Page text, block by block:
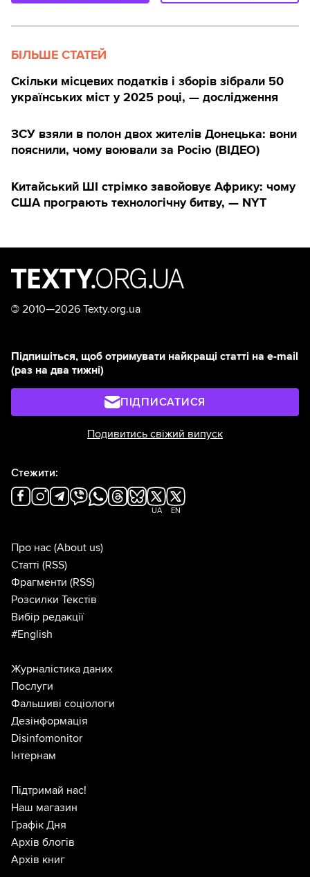
БІЛЬШЕ СТАТЕЙ
Скільки місцевих податків і зборів зібрали 50
українських міст у 2025 році, — дослідження
ЗСУ взяли в полон двох жителів Донецька: вони
пояснили, чому воювали за Росію (ВІДЕО)
Китайський ШІ стрімко завойовує Африку: чому
США програють технологічну битву, — NYT
© 2010—2026 Texty.org.ua
Підпишіться, щоб отримувати найкращі статті на e-mail
(раз на два тижні)
ПІДПИСАТИСЯ
Подивитись свіжий випуск
Стежити:
UA EN
Про нас (About us)
Статті (RSS)
Фрагменти (RSS)
Розсилки Текстів
Вибір редакції
#English
Журналістика даних
Послуги
Фальшиві соціологи
Дезінформація
Disinfomonitor
Інтернам
Підтримай нас!
Наш магазин
Графік Дня
Архів блогів
Архів книг